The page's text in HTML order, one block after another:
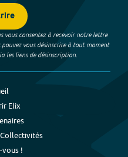
vous consentez à recevoir notre lettre
vous désinscrire à tout moment
les liens de désinscription.
Elix
vous !